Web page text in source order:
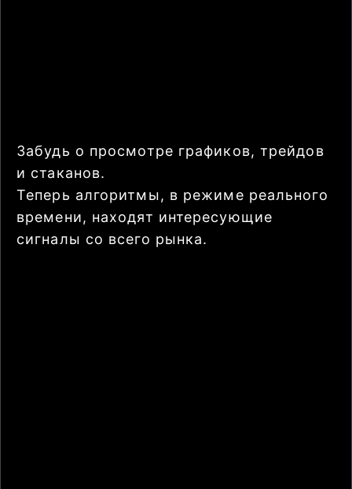
Забудь о просмотре графиков, трейдов
и стаканов.
Теперь алгоритмы, в режиме реального
времени, находят интересующие
сигналы со всего рынка.